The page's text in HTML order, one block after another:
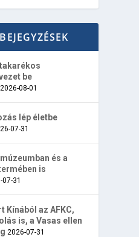
be
2026-08-01
lép életbe
07-31
és a
is
07-31
Kínából az AFKC,
is, a Vasas ellen
2026-07-31